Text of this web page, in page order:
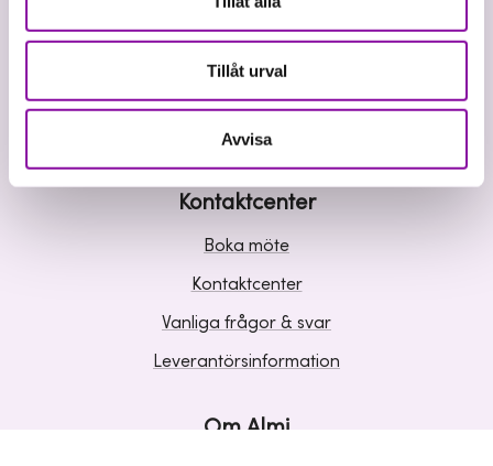
Tillåt urval
Avvisa
Riskkapital
Affärsutveckling
Kunskap och inspiration
Kontaktcenter
Boka möte
Kontaktcenter
Vanliga frågor & svar
Leverantörsinformation
Om Almi